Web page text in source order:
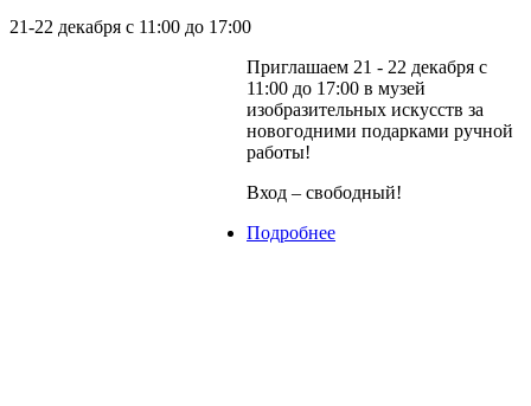
21-22 декабря с 11:00 до 17:00
Приглашаем 21 - 22 декабря с
11:00 до 17:00 в музей
изобразительных искусств за
новогодними подарками ручной
работы!
Вход – свободный!
Подробнее